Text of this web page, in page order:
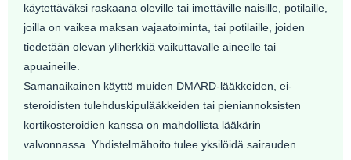
käytettäväksi raskaana oleville tai imettäville naisille, potilaille,
joilla on vaikea maksan vajaatoiminta, tai potilaille, joiden
tiedetään olevan yliherkkiä vaikuttavalle aineelle tai
apuaineille.
Samanaikainen käyttö muiden DMARD-lääkkeiden, ei-
steroidisten tulehduskipulääkkeiden tai pieniannoksisten
kortikosteroidien kanssa on mahdollista lääkärin
valvonnassa. Yhdistelmähoito tulee yksilöidä sairauden